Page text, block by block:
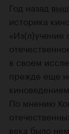
Год назад
историка
«Из(л)учение
в своем
прежде еще
По мнению
века было